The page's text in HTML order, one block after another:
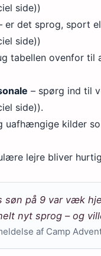
side))
er det sprog, sport
side))
tabellen ovenfor til
– spørg ind til
side)).
uafhængige kilder
lejre bliver
søn på 9 var væk
nyt sprog – og
af Camp